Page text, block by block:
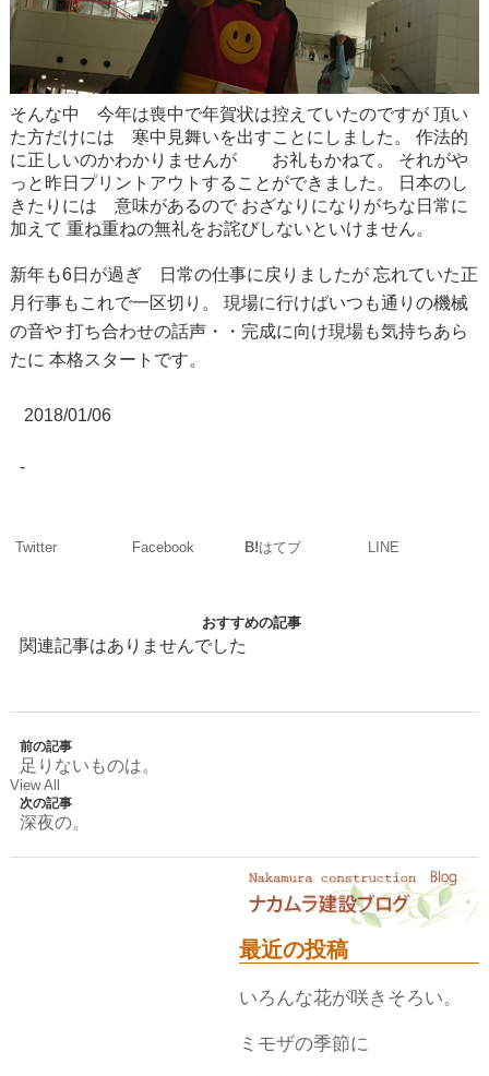
そんな中 今年は喪中で年賀状は控えていたのですが頂い
た方だけには 寒中見舞いを出すことにしました。
作法的
に正しいのかわかりませんが お礼もかねて。
それがや
っと昨日プリントアウトすることができました。
日本のし
きたりには 意味があるのでおざなりになりがちな日常に
加えて 重ね重ねの無礼をお詫びしないといけません。
新年も6日が過ぎ 日常の仕事に戻りましたが忘れていた正
月行事もこれで一区切り。
現場に行けばいつも通りの機械
の音や打ち合わせの話声・・完成に向け現場も気持ちあら
たに 本格スタートです。
2018/01/06
-
Twitter Facebook B!はてブ LINE
おすすめの記事
関連記事はありませんでした
前の記事
足りないものは。
View All
次の記事
深夜の。
最近の投稿
いろんな花が咲きそろい。
ミモザの季節に